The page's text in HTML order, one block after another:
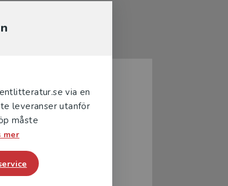
via en
leveranser utanför
måste
mer
till militär etik